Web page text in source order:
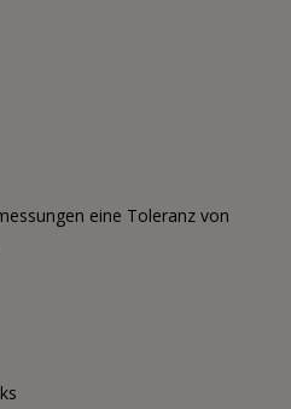
eine Toleranz von